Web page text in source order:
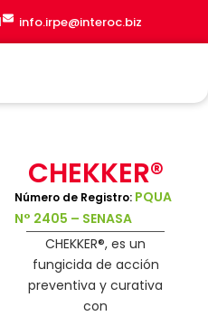
info.irpe@interoc.biz
CHEKKER®
Número de Registro: PQUA
N° 2405 – SENASA
CHEKKER®, es un
fungicida de acción
preventiva y curativa
con